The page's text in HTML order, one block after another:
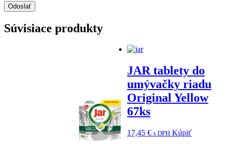
Súvisiace produkty
JAR tablety do
umývačky riadu
Original Yellow
67ks
17,45 € s DPH Kúpiť